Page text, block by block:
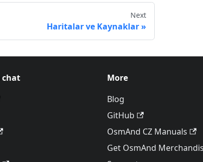
Next
Haritalar ve Kaynaklar
chat
More
Blog
GitHub
OsmAnd CZ Manuals
Get OsmAnd